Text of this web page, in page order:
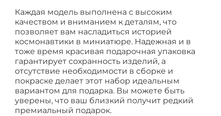
Каждая модель выполнена с высоким
качеством и вниманием к деталям, что
позволяет вам насладиться историей
космонавтики в миниатюре. Надежная и в
тоже время красивая подарочная упаковка
гарантирует сохранность изделий, а
отсутствие необходимости в сборке и
покраске делает этот набор идеальным
вариантом для подарка. Вы можете быть
уверены, что ваш близкий получит редкий
премиальный подарок.